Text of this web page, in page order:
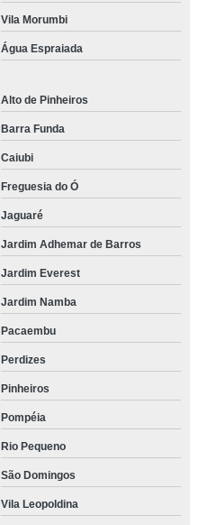
Vila Morumbi
Água Espraiada
Alto de Pinheiros
Barra Funda
Caiubi
Freguesia do Ó
Jaguaré
Jardim Adhemar de Barros
Jardim Everest
Jardim Namba
Pacaembu
Perdizes
Pinheiros
Pompéia
Rio Pequeno
São Domingos
Vila Leopoldina